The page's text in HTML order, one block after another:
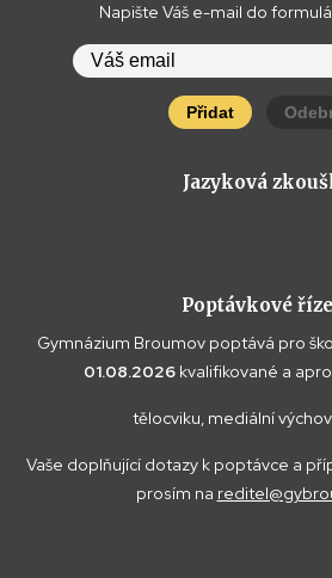
Napište Váš e-mail do
Přidat
Jazyková
Poptávkové
Gymnázium Broumov poptává pro
01.08.2026 kvalifikované a
tělocviku, mediální
Vaše doplňující dotazy k poptávce a
prosím na